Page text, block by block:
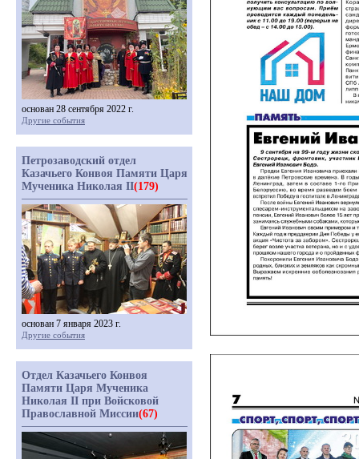
основан 28 сентября 2022 г.
Другие события
Петрозаводский отдел
Казачьего Конвоя Памяти Царя
Мученика Николая II(179)
основан 7 января 2023 г.
Другие события
Отдел Казачьего Конвоя
Памяти Царя Мученика
Николая II при Войсковой
Православной Миссии(67)